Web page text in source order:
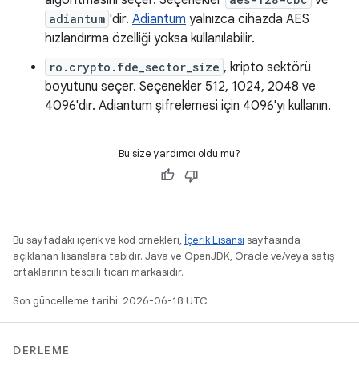
adiantum 'dir. Adiantum yalnızca cihazda AES
hızlandırma özelliği yoksa kullanılabilir.
ro.crypto.fde_sector_size , kripto sektörü
boyutunu seçer. Seçenekler 512, 1024, 2048 ve
4096'dır. Adiantum şifrelemesi için 4096'yı kullanın.
Bu size yardımcı oldu mu?
Bu sayfadaki içerik ve kod örnekleri, İçerik Lisansı sayfasında
açıklanan lisanslara tabidir. Java ve OpenJDK, Oracle ve/veya satış
ortaklarının tescilli ticari markasıdır.
Son güncelleme tarihi: 2026-06-18 UTC.
DERLEME